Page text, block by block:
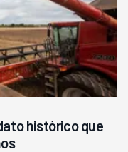
histórico que